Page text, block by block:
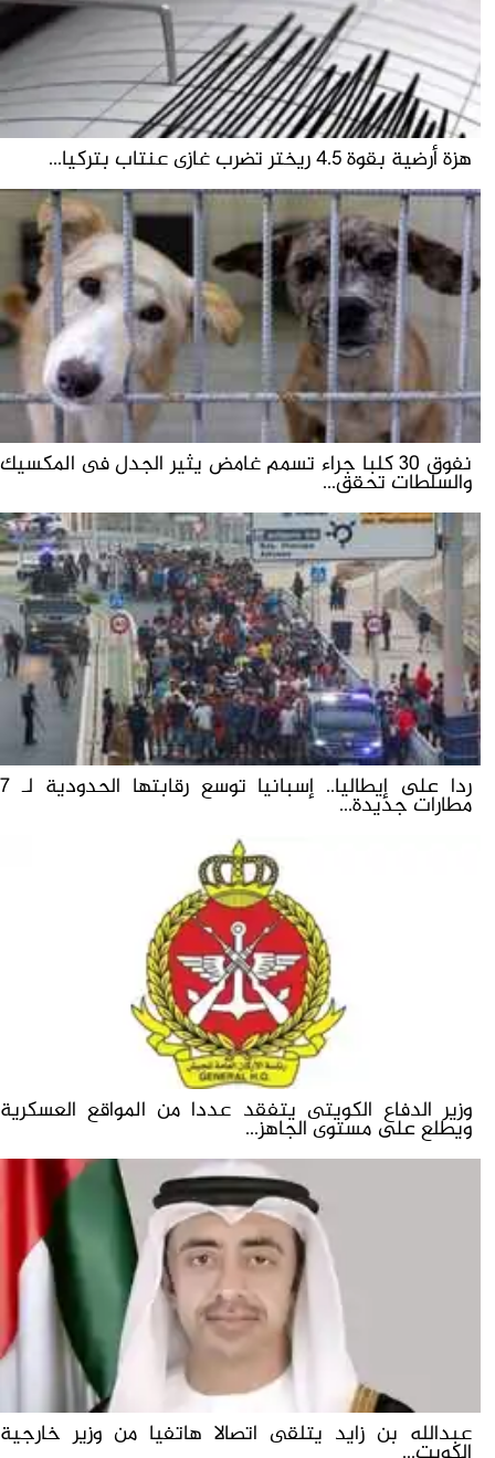
هزة أرضية بقوة 4.5 ريختر تضرب غازى عنتاب بتركيا...
نفوق 30 كلبا جراء تسمم غامض يثير الجدل فى المكسيك
والسلطات تحقق...
ردا على إيطاليا.. إسبانيا توسع رقابتها الحدودية لـ 7
مطارات جديدة...
وزير الدفاع الكويتى يتفقد عددا من المواقع العسكرية
ويطلع على مستوى الجاهز...
عبدالله بن زايد يتلقى اتصالا هاتفيا من وزير خارجية